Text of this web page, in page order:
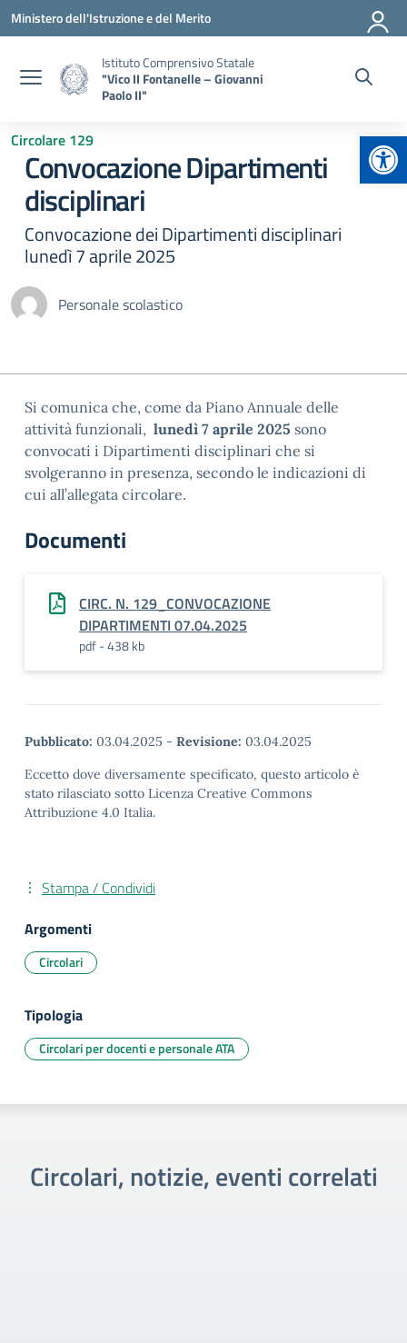
Vai ai contenuti
Vai al menu di navigazione
Vai al footer
Ministero dell'Istruzione e del Merito
Istituto Comprensivo Statale
"Vico II Fontanelle – Giovanni
Paolo II"
Circolare 129
Convocazione Dipartimenti
disciplinari
Convocazione dei Dipartimenti disciplinari
lunedì 7 aprile 2025
Personale scolastico
Si comunica che, come da Piano Annuale delle
attività funzionali, lunedì 7 aprile 2025 sono
convocati i Dipartimenti disciplinari che si
svolgeranno in presenza, secondo le indicazioni di
cui all’allegata circolare.
Documenti
CIRC. N. 129_CONVOCAZIONE
DIPARTIMENTI 07.04.2025
pdf - 438 kb
Pubblicato: 03.04.2025 - Revisione: 03.04.2025
Eccetto dove diversamente specificato, questo articolo è
stato rilasciato sotto Licenza Creative Commons
Attribuzione 4.0 Italia.
Stampa / Condividi
Argomenti
Circolari
Tipologia
Circolari per docenti e personale ATA
Circolari, notizie, eventi correlati